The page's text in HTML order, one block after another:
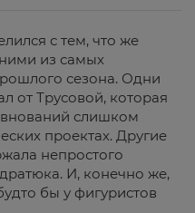
с тем, что же
из самых
сезона. Одни
от Трусовой, которая
слишком
проектах. Другие
непростого
И, конечно же,
бы у фигуристов